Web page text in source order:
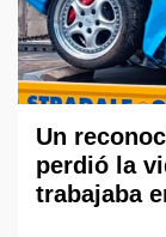
Un
perdió la
trabajaba